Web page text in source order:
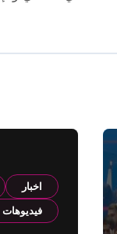
اخبار
فيديوهات